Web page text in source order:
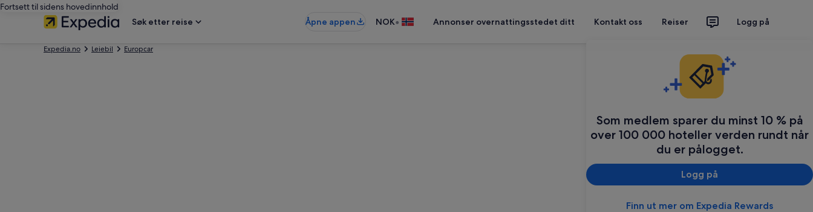
Fortsett til sidens hovedinnhold
Søk etter reise
Åpne appen NOK• Annonser overnattingsstedet ditt Kontakt oss Reiser Logg på
Som medlem sparer du minst 10 % på
over 100 000 hoteller verden rundt når
du er pålogget.
Logg på
Finn ut mer om Expedia Rewards
Expedia.no Leiebil Europcar